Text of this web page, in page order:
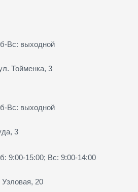
Вс: выходной
Тойменка, 3
Вс: выходной
3
9:00-15:00; Вс: 9:00-14:00
20